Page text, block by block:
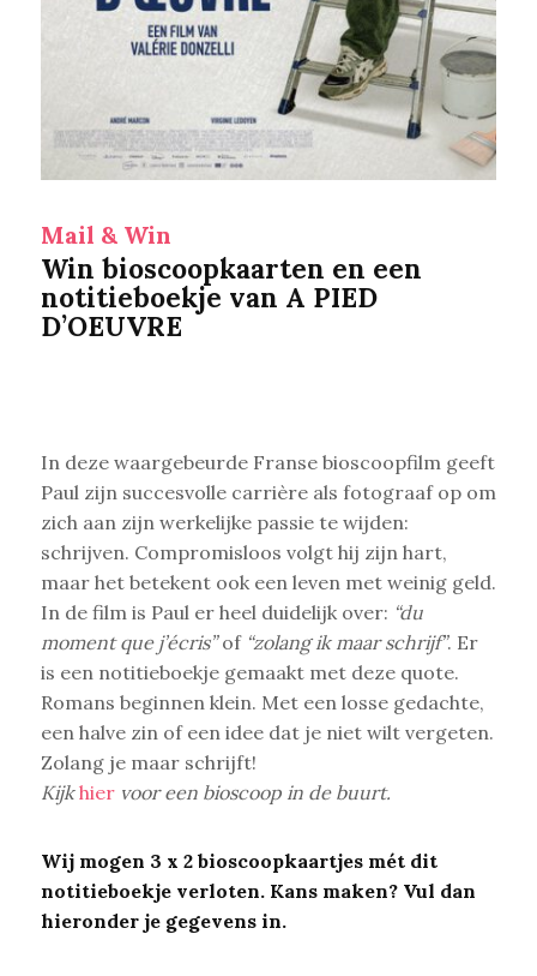
Mail & Win
Win bioscoopkaarten en een
notitieboekje van A PIED
D’OEUVRE
In deze waargebeurde Franse bioscoopfilm geeft
Paul zijn succesvolle carrière als fotograaf op om
zich aan zijn werkelijke passie te wijden:
schrijven. Compromisloos volgt hij zijn hart,
maar het betekent ook een leven met weinig geld.
In de film is Paul er heel duidelijk over: “du
moment que j’écris”of “zolang ik maar schrijf”. Er
is een notitieboekje gemaakt met deze quote.
Romans beginnen klein. Met een losse gedachte,
een halve zin of een idee dat je niet wilt vergeten.
Zolang je maar schrijft!
Kijkhier voor een bioscoop in de buurt.
Wij mogen 3 x 2 bioscoopkaartjes mét dit
notitieboekje verloten. Kans maken? Vul dan
hieronder je gegevens in.